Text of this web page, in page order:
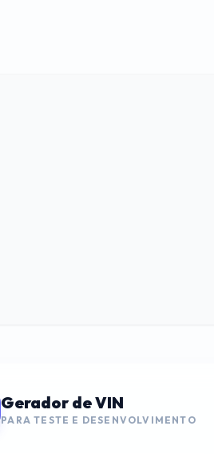
Gerador de VIN
PARA TESTE E DESENVOLVIMENTO